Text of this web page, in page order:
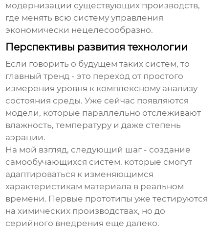
модернизации существующих производств,
где менять всю систему управления
экономически нецелесообразно.
Перспективы развития технологии
Если говорить о будущем таких систем, то
главный тренд - это переход от простого
измерения уровня к комплексному анализу
состояния среды. Уже сейчас появляются
модели, которые параллельно отслеживают
влажность, температуру и даже степень
аэрации.
На мой взгляд, следующий шаг - создание
самообучающихся систем, которые смогут
адаптироваться к изменяющимся
характеристикам материала в реальном
времени. Первые прототипы уже тестируются
на химических производствах, но до
серийного внедрения еще далеко.